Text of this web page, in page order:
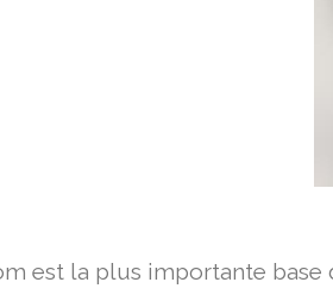
est la plus importante base